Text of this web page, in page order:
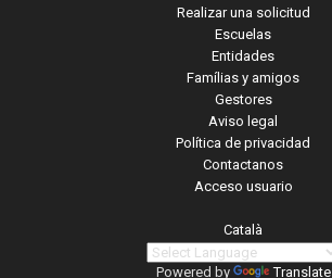
Realizar una solicitud
Escuelas
Entidades
Famílias y amigos
Gestores
Aviso legal
Política de privacidad
Contactanos
Acceso usuario
Català
Powered by Translate